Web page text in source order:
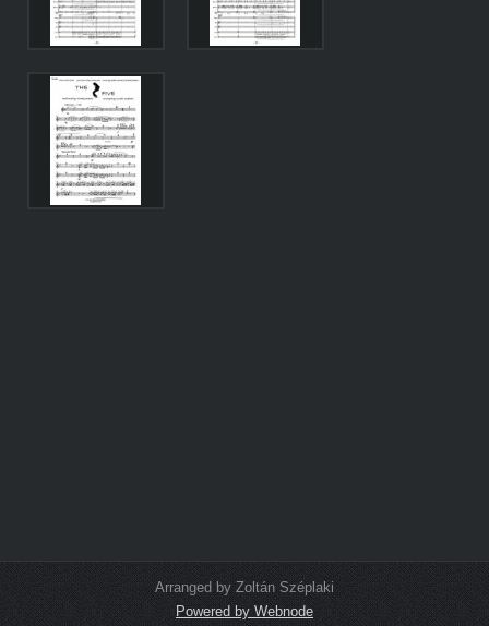
Arranged by Zoltán Széplaki
Powered by Webnode